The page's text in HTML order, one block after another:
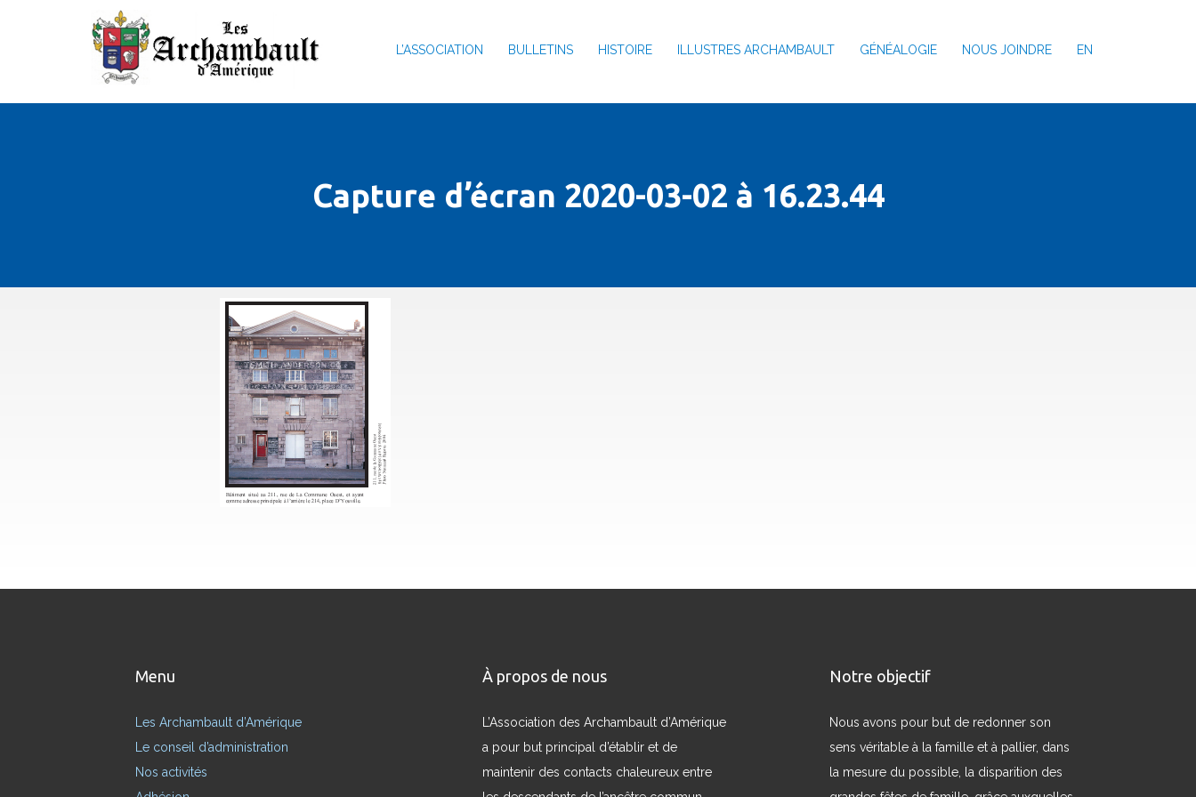
L’ASSOCIATION BULLETINS HISTOIRE ILLUSTRES ARCHAMBAULT GÉNÉALOGIE NOUS JOINDRE EN
Capture d’écran 2020-03-02 à 16.23.44
Menu
Les Archambault d’Amérique
Le conseil d’administration
Nos activités
À propos de nous
L’Association des Archambault d’Amérique
a pour but principal d’établir et de
maintenir des contacts chaleureux entre
Notre objectif
Nous avons pour but de redonner son
sens véritable à la famille et à pallier, dans
la mesure du possible, la disparition des